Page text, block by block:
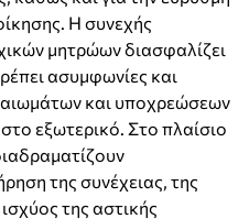
Η συνεχής
μητρώων διασφαλίζει
ασυμφωνίες και
και υποχρεώσεων
εξωτερικό. Στο πλαίσιο
της συνέχειας, της
της αστικής